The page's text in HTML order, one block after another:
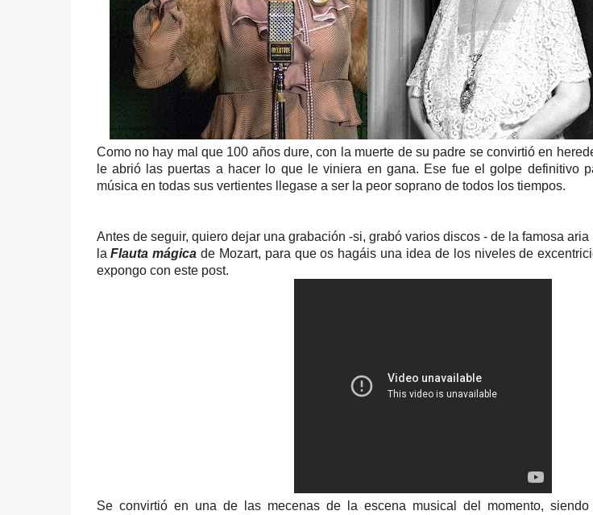
Como no hay mal que 100 años dure, con la muerte de su padre se convirtió en
le abrió las puertas a hacer lo que le viniera en gana. Ese fue el golpe definitivo
música en todas sus vertientes llegase a ser la peor soprano de todos los tiempos.
Antes de seguir, quiero dejar una grabación -si, grabó varios discos - de la famosa aria
laFlauta mágica de Mozart, para que os hagáis una idea de los niveles de
expongo con este post.
Se convirtió en una de las mecenas de la escena musical del momento, siendo